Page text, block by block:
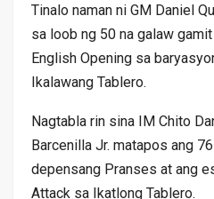
Tinalo naman ni GM Daniel
sa loob ng 50 na galaw
English Opening sa
Ikalawang Tablero.
Nagtabla rin sina IM Chito
Barcenilla Jr. matapos ang
depensang Pranses at ang
Attack sa Ikatlong Tablero.